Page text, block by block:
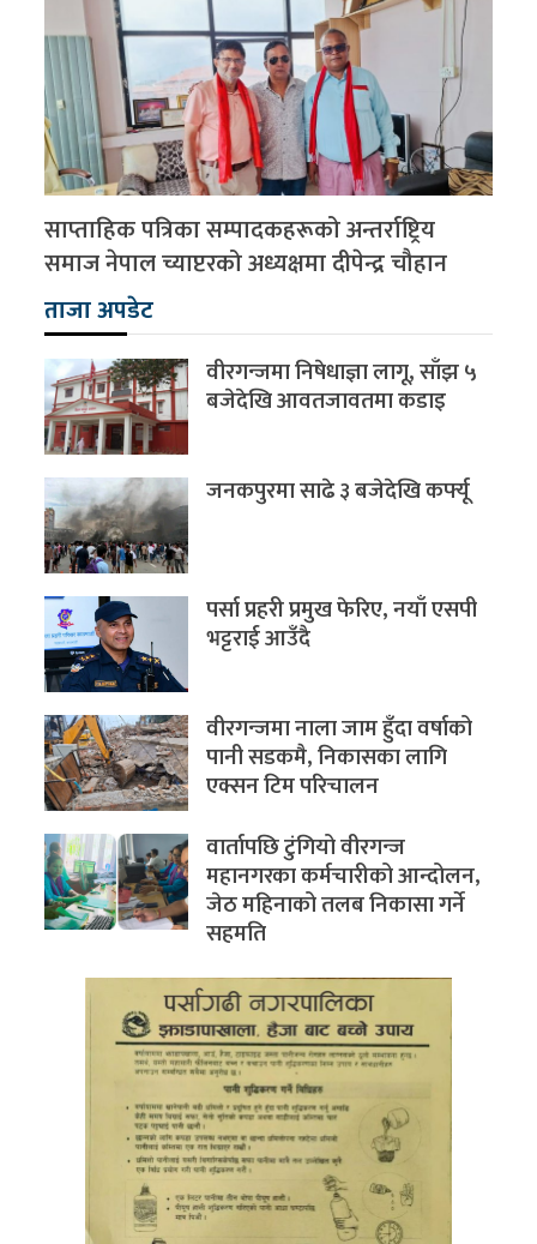
साप्ताहिक पत्रिका सम्पादकहरूको अन्तर्राष्ट्रिय
समाज नेपाल च्याप्टरको अध्यक्षमा दीपेन्द्र चौहान
ताजा अपडेट
वीरगन्जमा निषेधाज्ञा लागू, साँझ ५
बजेदेखि आवतजावतमा कडाइ
जनकपुरमा साढे ३ बजेदेखि कर्फ्यू
पर्सा प्रहरी प्रमुख फेरिए, नयाँ एसपी
भट्टराई आउँदै
वीरगन्जमा नाला जाम हुँदा वर्षाको
पानी सडकमै, निकासका लागि
एक्सन टिम परिचालन
वार्तापछि टुंगियो वीरगन्ज
महानगरका कर्मचारीको आन्दोलन,
जेठ महिनाको तलब निकासा गर्ने
सहमति